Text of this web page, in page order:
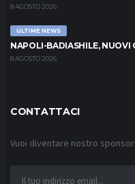
8 AGOSTO 2026
ULTIME NEWS
NAPOLI-BADIASHILE, NUOVI
8 AGOSTO 2026
CONTATTACI
Vuoi diventare nostro